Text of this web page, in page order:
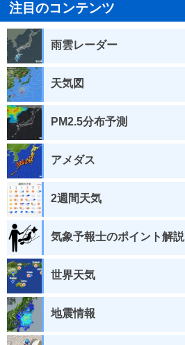
注目のコンテンツ
雨雲レーダー
天気図
PM2.5分布予測
アメダス
2週間天気
気象予報士のポイント解説
世界天気
地震情報